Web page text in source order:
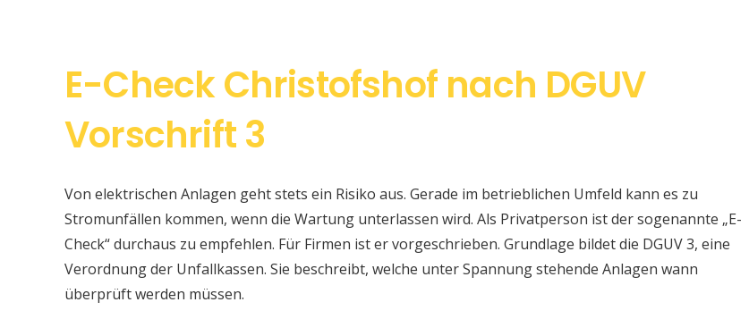
E-Check Christofshof nach DGUV
Vorschrift 3
Von elektrischen Anlagen geht stets ein Risiko aus. Gerade im betrieblichen Umfeld kann es zu
Stromunfällen kommen, wenn die Wartung unterlassen wird. Als Privatperson ist der sogenannte „E-
Check“ durchaus zu empfehlen. Für Firmen ist er vorgeschrieben. Grundlage bildet die DGUV 3, eine
Verordnung der Unfallkassen. Sie beschreibt, welche unter Spannung stehende Anlagen wann
überprüft werden müssen.